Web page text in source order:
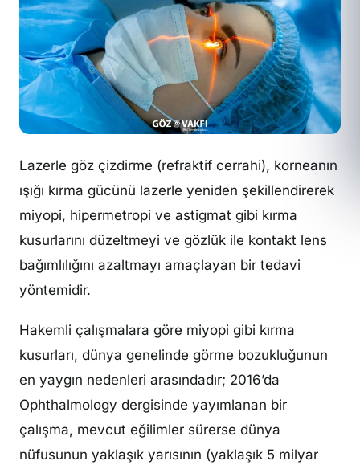
Lazerle göz çizdirme (refraktif cerrahi), korneanın
ışığı kırma gücünü lazerle yeniden şekillendirerek
miyopi, hipermetropi ve astigmat gibi kırma
kusurlarını düzeltmeyi ve gözlük ile kontakt lens
bağımlılığını azaltmayı amaçlayan bir tedavi
yöntemidir.
Hakemli çalışmalara göre miyopi gibi kırma
kusurları, dünya genelinde görme bozukluğunun
en yaygın nedenleri arasındadır; 2016’da
Ophthalmology dergisinde yayımlanan bir
çalışma, mevcut eğilimler sürerse dünya
nüfusunun yaklaşık yarısının (yaklaşık 5 milyar